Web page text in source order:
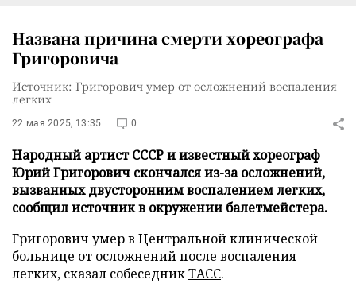
Названа причина смерти хореографа
Григоровича
Источник: Григорович умер от осложнений воспаления
легких
22 мая 2025, 13:35 0
Народный артист СССР и известный хореограф
Юрий Григорович скончался из-за осложнений,
вызванных двусторонним воспалением легких,
сообщил источник в окружении балетмейстера.
Григорович умер в Центральной клинической
больнице от осложнений после воспаления
легких, сказал собеседникТАСС.